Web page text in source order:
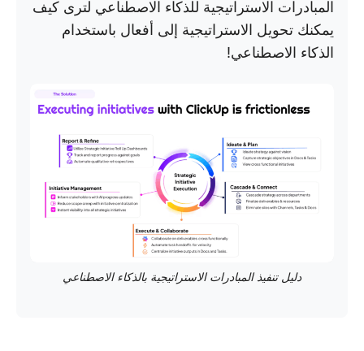
المبادرات الاستراتيجية للذكاء الاصطناعي لترى كيف
يمكنك تحويل الاستراتيجية إلى أفعال باستخدام
الذكاء الاصطناعي!
دليل تنفيذ المبادرات الاستراتيجية بالذكاء الاصطناعي